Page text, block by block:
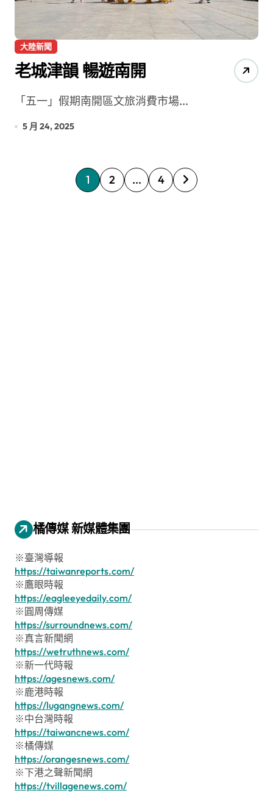
大陸新聞
老城津韻 暢遊南開
「五一」假期南開區文旅消費市場...
5 月 24, 2025
文
1 2 ... 4
橘傳媒 新媒體集團
※臺灣導報
https://taiwanreports.com/
※鷹眼時報
https://eagleeyedaily.com/
※圓周傳媒
https://surroundnews.com/
※真言新聞網
https://wetruthnews.com/
※新一代時報
https://agesnews.com/
※鹿港時報
https://lugangnews.com/
※中台灣時報
https://taiwancnews.com/
※橘傳媒
https://orangesnews.com/
※下港之聲新聞網
https://tvillagenews.com/